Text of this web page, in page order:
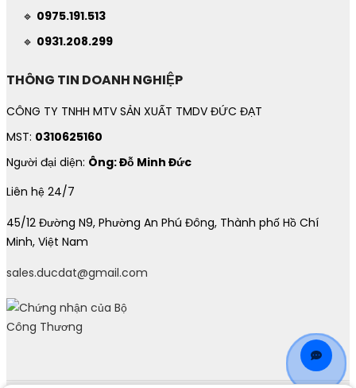
🔹 0975.191.513
🔹 0931.208.299
THÔNG TIN DOANH NGHIỆP
CÔNG TY TNHH MTV SẢN XUẤT TMDV ĐỨC ĐẠT
MST: 0310625160
Người đại diện: Ông: Đỗ Minh Đức
Liên hệ 24/7
45/12 Đường N9, Phường An Phú Đông, Thành phố Hồ Chí
Minh, Việt Nam
sales.ducdat@gmail.com